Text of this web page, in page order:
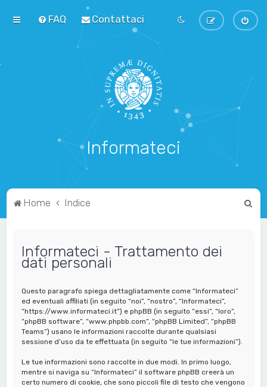
FAQ Contattaci
Informateci
Home Indice
Informateci - Trattamento dei
dati personali
Questo paragrafo spiega dettagliatamente come “Informateci”
ed eventuali affiliati (in seguito “noi”, “nostro”, “Informateci”,
“https://www.informateci.it”) e phpBB (in seguito “essi”, “loro”,
“phpBB software”, “www.phpbb.com”, “phpBB Limited”, “phpBB
Teams”) usano le informazioni raccolte durante qualsiasi
sessione d’uso da te effettuata (in seguito “le tue informazioni”).
Le tue informazioni sono raccolte in due modi. In primo luogo,
mentre si naviga su “Informateci” il software phpBB creerà un
certo numero di cookie, che sono piccoli file di testo che vengono